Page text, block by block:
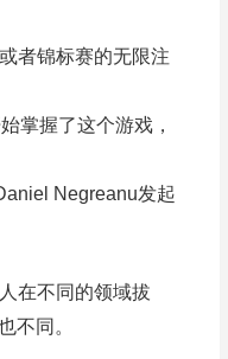
者锦标赛的无限注
掌握了这个游戏，
Negreanu发起
在不同的领域拔
不同。